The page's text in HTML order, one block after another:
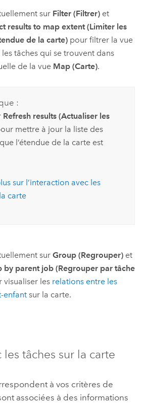
sur Filter (Filtrer)et
results to map extent (Limiter les
de la carte)pour filtrer la vue
tâches qui se trouvent dans
de la vue Map (Carte).
:
Refresh results (Actualiser les
mettre à jour la liste des
l’étendue de la carte est
sur l’interaction avec les
carte
sur Group (Regrouper)et
by parent job (Regrouper par tâche
les relations entre les
enfantsur la carte.
tâches sur la carte
à vos critères de
associées à des informations